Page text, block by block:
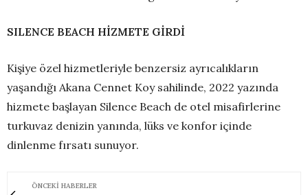
SILENCE BEACH HİZMETE GİRDİ
Kişiye özel hizmetleriyle benzersiz ayrıcalıkların
yaşandığı Akana Cennet Koy sahilinde, 2022 yazında
hizmete başlayan Silence Beach de otel misafirlerine
turkuvaz denizin yanında, lüks ve konfor içinde
dinlenme fırsatı sunuyor.
ÖNCEKI HABERLER